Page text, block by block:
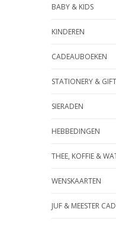
BABY & KIDS
KINDEREN
CADEAUBOEKEN
STATIONERY &
SIERADEN
HEBBEDINGEN
THEE, KOFFIE &
WENSKAARTEN
JUF & MEESTER